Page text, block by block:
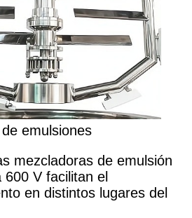
emulsiones
mezcladoras de emulsión
V facilitan el
en distintos lugares del